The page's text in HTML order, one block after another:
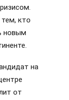
кто
новым
на
от